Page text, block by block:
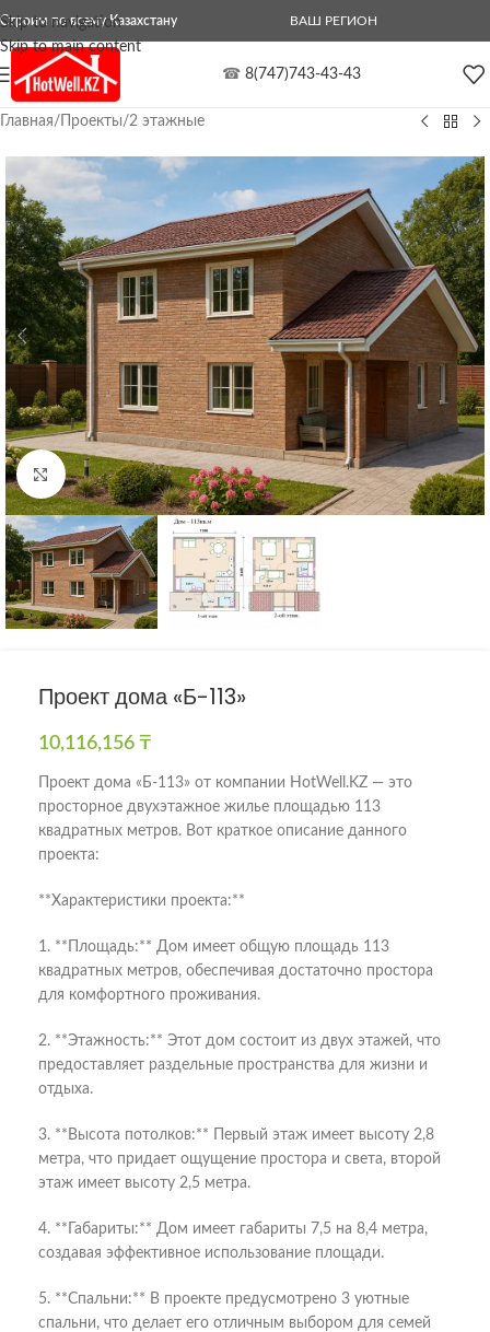
Skip to navigation
Skip to main content
Строим по всему Казахстану ВАШ РЕГИОН
☎ 8(747)743-43-43
Главная/ Проекты/2 этажные
Нажмите, чтобы увеличить
Проект дома «Б-113»
10,116,156 ₸
Проект дома «Б-113» от компании HotWell.KZ — это
просторное двухэтажное жилье площадью 113
квадратных метров. Вот краткое описание данного
проекта:
**Характеристики проекта:**
1. **Площадь:** Дом имеет общую площадь 113
квадратных метров, обеспечивая достаточно простора
для комфортного проживания.
2. **Этажность:** Этот дом состоит из двух этажей, что
предоставляет раздельные пространства для жизни и
отдыха.
3. **Высота потолков:** Первый этаж имеет высоту 2,8
метра, что придает ощущение простора и света, второй
этаж имеет высоту 2,5 метра.
4. **Габариты:** Дом имеет габариты 7,5 на 8,4 метра,
создавая эффективное использование площади.
5. **Спальни:** В проекте предусмотрено 3 уютные
спальни, что делает его отличным выбором для семей